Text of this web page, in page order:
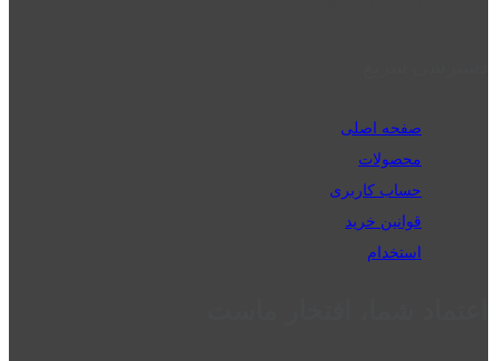
صفحه اصلی
محصولات
حساب کاربری
قوانین خرید
استخدام